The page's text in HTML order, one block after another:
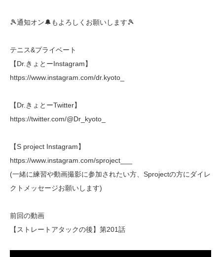
🎾通知オン🔔もよろしくお願いします🎾
テニス&プライベート
【Dr.きょとーInstagram】
https://www.instagram.com/dr.kyoto_
【Dr.きょとーTwitter】
https://twitter.com/@Dr_kyoto_
【S project Instagram】
https://www.instagram.com/sproject___
(一緒に練習や動画撮影に参加されたい方、Sprojectの方にダイレ
クトメッセージお願いします)
前回の動画
【ストレートアタックの後】第201話